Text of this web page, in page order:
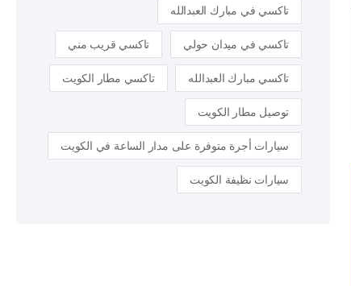
تاكسي في مبارك العبدالله
تاكسي في ميدان حولي تاكسي قريب مني
تاكسي مبارك العبدالله تاكسي مطار الكويت
توصيل مطار الكويت
سيارات أجرة متوفرة على مدار الساعة في الكويت
سيارات نظيفة الكويت